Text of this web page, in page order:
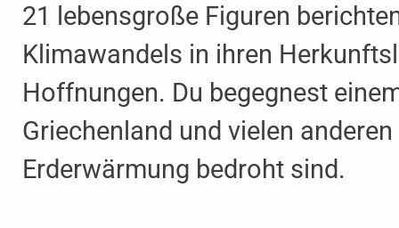
21 lebensgroße Figuren
Klimawandels in ihren
Hoffnungen. Du begegnest
Griechenland und vielen
Erderwärmung bedroht sind.